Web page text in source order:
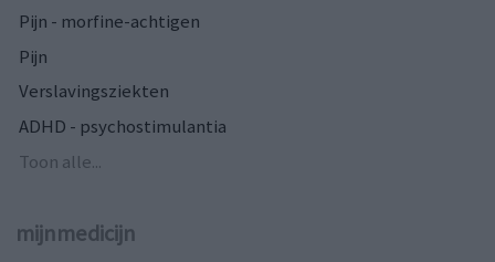
Pijn - morfine-achtigen
Pijn
Verslavingsziekten
ADHD - psychostimulantia
Toon alle...
mijnmedicijn